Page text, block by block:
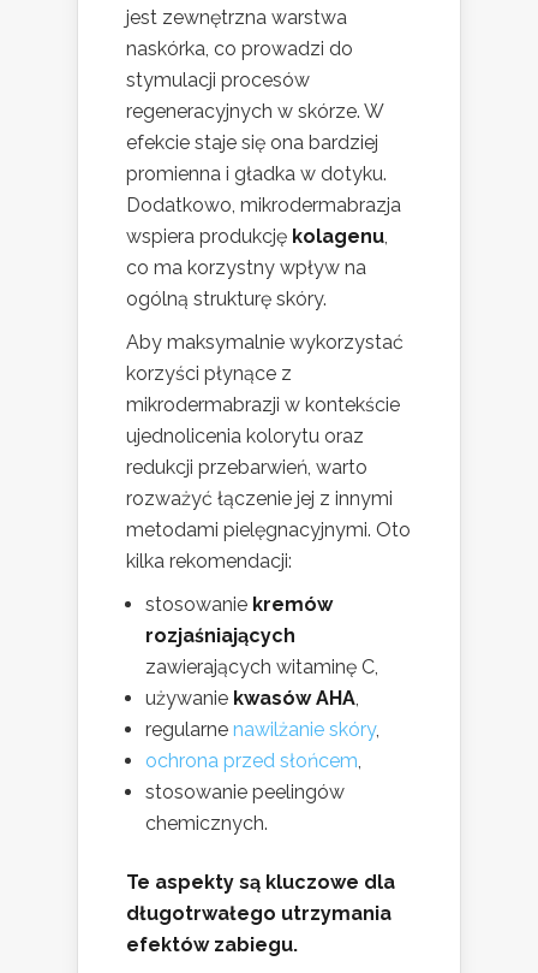
jest zewnętrzna warstwa
naskórka, co prowadzi do
stymulacji procesów
regeneracyjnych w skórze. W
efekcie staje się ona bardziej
promienna i gładka w dotyku.
Dodatkowo, mikrodermabrazja
wspiera produkcję kolagenu,
co ma korzystny wpływ na
ogólną strukturę skóry.
Aby maksymalnie wykorzystać
korzyści płynące z
mikrodermabrazji w kontekście
ujednolicenia kolorytu oraz
redukcji przebarwień, warto
rozważyć łączenie jej z innymi
metodami pielęgnacyjnymi. Oto
kilka rekomendacji:
stosowanie kremów
rozjaśniających
zawierających witaminę C,
używanie kwasów AHA,
regularne nawilżanie skóry,
ochrona przed słońcem,
stosowanie peelingów
chemicznych.
Te aspekty są kluczowe dla
długotrwałego utrzymania
efektów zabiegu.